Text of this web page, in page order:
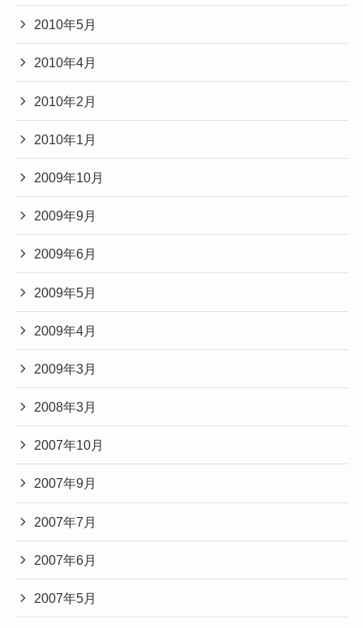
2010年5月
2010年4月
2010年2月
2010年1月
2009年10月
2009年9月
2009年6月
2009年5月
2009年4月
2009年3月
2008年3月
2007年10月
2007年9月
2007年7月
2007年6月
2007年5月